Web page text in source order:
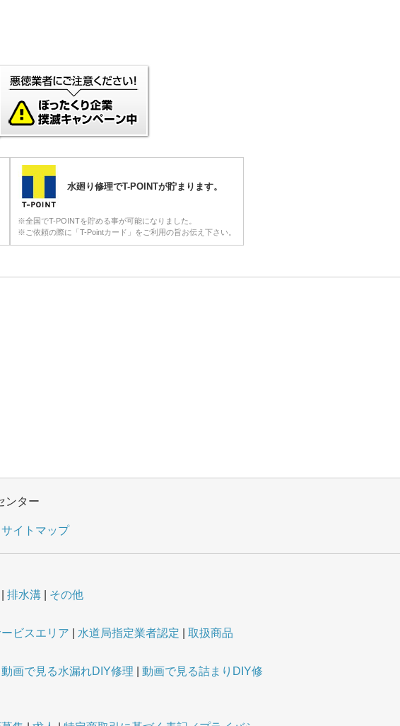
水廻り修理でT-POINTが貯まります。
※全国でT-POINTを貯める事が可能になりました。
※ご依頼の際に「T-Pointカード」をご利用の旨お伝え下さい。
ンター
サイトマップ
排水溝
その他
ビスエリア 水道局指定業者認定
取扱商品
動画で見る水漏れDIY修理
動画で見る詰まりDIY修